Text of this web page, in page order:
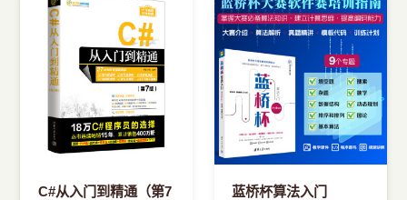
C#从入门到精通（第7
蓝桥杯算法入门